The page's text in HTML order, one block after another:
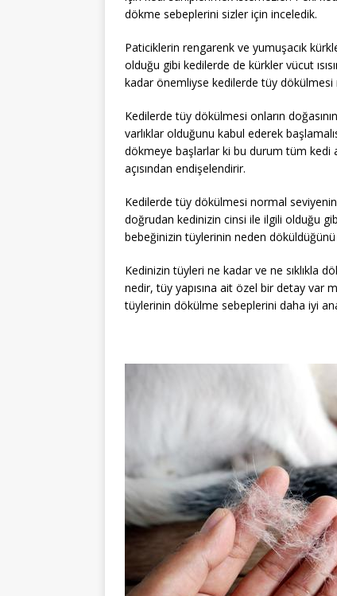
dökme sebeplerini sizler için inceledik.
Paticiklerin rengarenk ve yumuşacık
olduğu gibi kedilerde de kürkler vücut
kadar önemliyse kedilerde tüy dökülmesi
Kedilerde tüy dökülmesi onların
varlıklar olduğunu kabul ederek
dökmeye başlarlar ki bu durum tüm kedi
açısından endişelendirir.
Kedilerde tüy dökülmesi normal
doğrudan kedinizin cinsi ile ilgili olduğu
bebeğinizin tüylerinin neden
Kedinizin tüyleri ne kadar ve ne sıklıkla
nedir, tüy yapısına ait özel bir detay var
tüylerinin dökülme sebeplerini daha iyi